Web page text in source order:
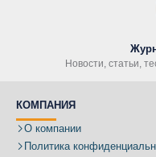
Новости, статьи,
КОМПАНИЯ
О компании
Политика